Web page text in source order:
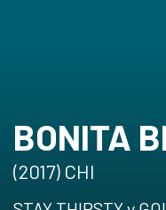
BONITA
(2017) CHI